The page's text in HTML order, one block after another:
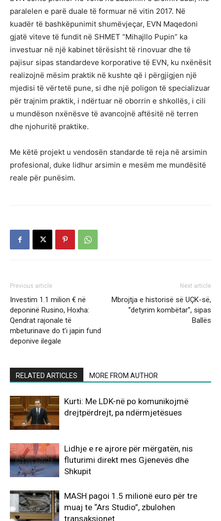
paralelen e parë duale të formuar në vitin 2017. Në
kuadër të bashkëpunimit shumëvjeçar, EVN Maqedoni
gjatë viteve të fundit në SHMET “Mihajllo Pupin” ka
investuar në një kabinet tërësisht të rinovuar dhe të
pajisur sipas standardeve korporative të EVN, ku nxënësit
realizojnë mësim praktik në kushte që i përgjigjen një
mjedisi të vërtetë pune, si dhe një poligon të specializuar
për trajnim praktik, i ndërtuar në oborrin e shkollës, i cili
u mundëson nxënësve të avancojnë aftësitë në terren
dhe njohuritë praktike.
Me këtë projekt u vendosën standarde të reja në arsimin
profesional, duke lidhur arsimin e mesëm me mundësitë
reale për punësim.
Previous article
Investim 1.1 milion € në
deponinë Rusino, Hoxha:
Qendrat rajonale të
mbeturinave do t’i japin fund
deponive ilegale
Next article
Mbrojtja e historisë së UÇK-së,
“detyrim kombëtar”, sipas
Ballës
RELATED ARTICLES MORE FROM AUTHOR
Kurti: Me LDK-në po komunikojmë
drejtpërdrejt, pa ndërmjetësues
Lidhje e re ajrore për mërgatën, nis
fluturimi direkt mes Gjenevës dhe
Shkupit
MASH pagoi 1.5 milionë euro për tre
muaj te “Ars Studio”, zbulohen
transaksionet